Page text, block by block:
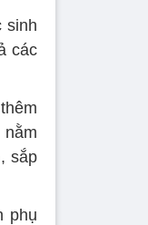
sinh
các
sắp
phụ